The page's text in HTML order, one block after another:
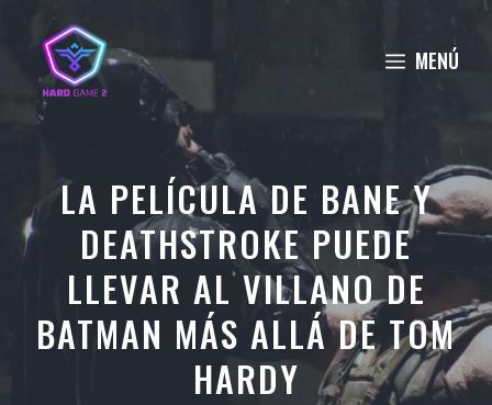
contenido
MENÚ
LA PELÍCULA DE BANE Y
DEATHSTROKE PUEDE
LLEVAR AL VILLANO DE
BATMAN MÁS ALLÁ DE TOM
HARDY